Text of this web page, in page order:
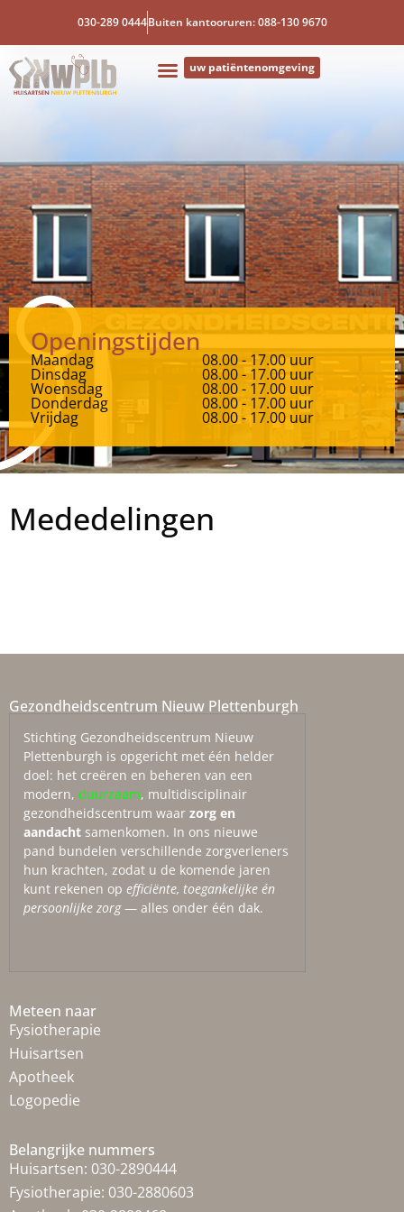
030-289 0444Buiten kantooruren: 088-130 9670
uw patiëntenomgeving
Openingstijden
Maandag 08.00 - 17.00 uur
Dinsdag 08.00 - 17.00 uur
Woensdag 08.00 - 17.00 uur
Donderdag 08.00 - 17.00 uur
Vrijdag 08.00 - 17.00 uur
Mededelingen
Gezondheidscentrum Nieuw Plettenburgh
Stichting Gezondheidscentrum Nieuw
Plettenburgh is opgericht met één helder
doel: het creëren en beheren van een
modern, duurzaam, multidisciplinair
gezondheidscentrum waar zorg en
aandacht samenkomen. In ons nieuwe
pand bundelen verschillende zorgverleners
hun krachten, zodat u de komende jaren
kunt rekenen op efficiënte, toegankelijke én
persoonlijke zorg— alles onder één dak.
Meteen naar
Fysiotherapie
Huisartsen
Apotheek
Logopedie
Belangrijke nummers
Huisartsen: 030-2890444
Fysiotherapie: 030-2880603